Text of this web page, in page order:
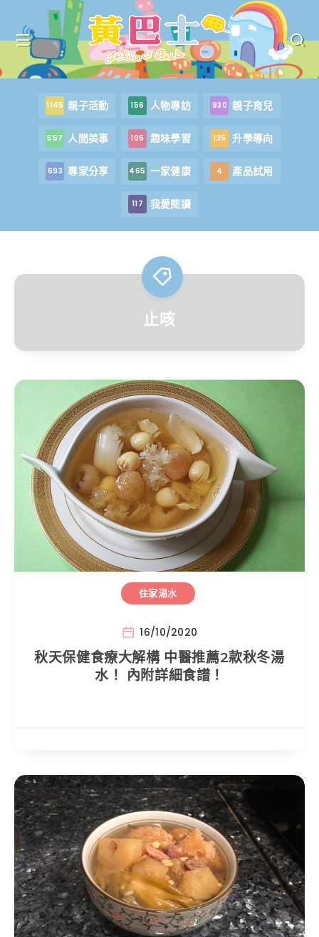
1145 親子活動 156 人物專訪 930 親子育兒
557 人間美事 105 趣味學習 135 升學導向
693 專家分享 465 一家健康 4 產品試用
117 我愛閱讀
止咳
住家湯水
16/10/2020
秋天保健食療大解構 中醫推薦2款秋冬湯
水！ 內附詳細食譜！